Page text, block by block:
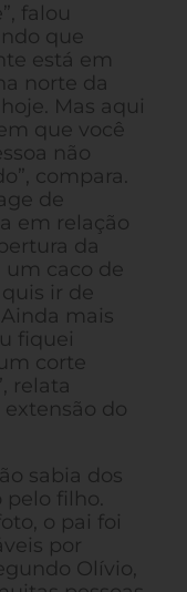
falou
que
está em
norte da
Mas aqui
que você
não
compara.
de
em relação
da
um caco de
ir de
mais
fiquei
corte
relata
do
sabia dos
pelo filho.
o pai foi
por
Olívio,